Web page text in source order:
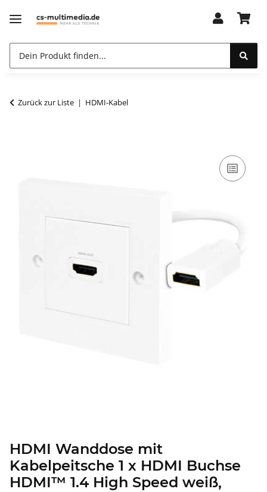
Zurück zur Liste HDMI-Kabel
HDMI Wanddose mit
Kabelpeitsche 1 x HDMI Buchse
HDMI™ 1.4 High Speed weiß,